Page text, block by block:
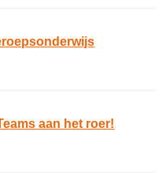
aan het roer!